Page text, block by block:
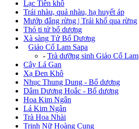
Lạc Tiên khô
Trái nhàu, quả nhàu, hạ huyết áp
Mướp đắng rừng | Trái khổ qua rừng
Thỏ ti tử bổ dương
Xà sàng Tử Bổ Dương
Giảo Cổ Lam Sapa
- Trà dưỡng sinh Giảo Cổ Lam
Cây Lá Gan
Xạ Đen Khô
Nhục Thung Dung - Bổ dương
Dâm Dương Hoắc - Bổ dương
Hoa Kim Ngân
Lá Kim Ngân
Trà Hoa Nhài
Trinh Nữ Hoàng Cung